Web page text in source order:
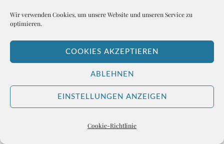
Wir verwenden Cookies, um unsere Website und unseren Service zu
optimieren.
COOKIES AKZEPTIEREN
ABLEHNEN
EINSTELLUNGEN ANZEIGEN
Cookie-Richtlinie
82 Aufrufe
Im 100 Club wird die Musik ganz leise
Karten für das Finale der Champions League in München